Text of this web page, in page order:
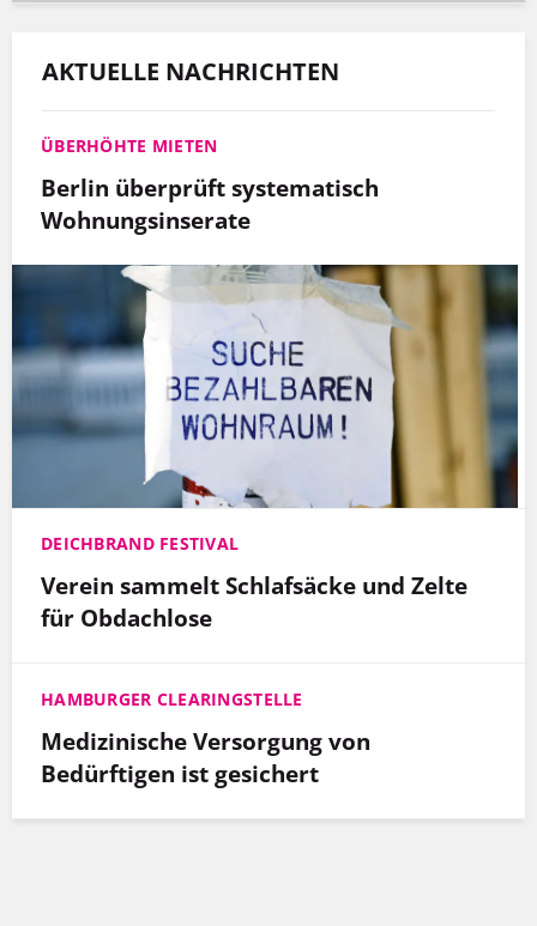
AKTUELLE NACHRICHTEN
ÜBERHÖHTE MIETEN
Berlin überprüft systematisch
Wohnungsinserate
DEICHBRAND FESTIVAL
Verein sammelt Schlafsäcke und Zelte
für Obdachlose
HAMBURGER CLEARINGSTELLE
Medizinische Versorgung von
Bedürftigen ist gesichert